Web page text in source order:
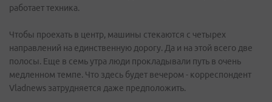
работает техника.
Чтобы проехать в центр, машины стекаются с четырех
направлений на единственную дорогу. Да и на этой всего две
полосы. Еще в семь утра люди прокладывали путь в очень
медленном темпе. Что здесь будет вечером - корреспондент
Vladnews затрудняется даже предположить.